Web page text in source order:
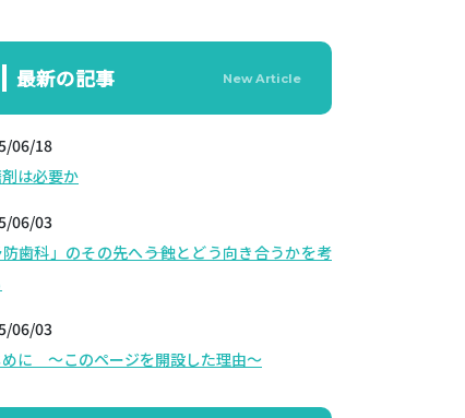
最新の記事 New Article
06/18
は必要か
06/03
防歯科」のその先へ――う蝕とどう向き合うかを考
06/03
めに ～このページを開設した理由～